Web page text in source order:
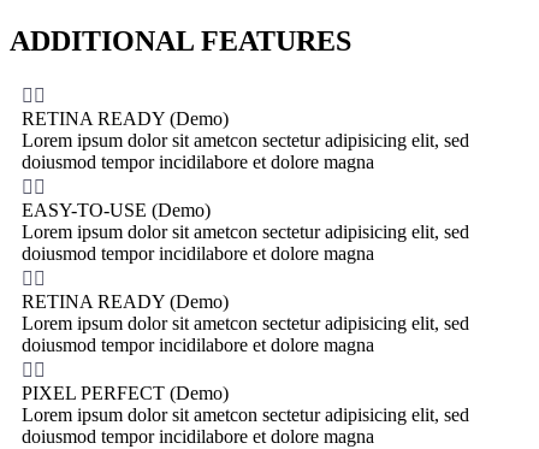
ADDITIONAL FEATURES
 
RETINA READY (Demo)
Lorem ipsum dolor sit ametcon sectetur adipisicing elit, sed
doiusmod tempor incidilabore et dolore magna
 
EASY-TO-USE (Demo)
Lorem ipsum dolor sit ametcon sectetur adipisicing elit, sed
doiusmod tempor incidilabore et dolore magna
 
RETINA READY (Demo)
Lorem ipsum dolor sit ametcon sectetur adipisicing elit, sed
doiusmod tempor incidilabore et dolore magna
 
PIXEL PERFECT (Demo)
Lorem ipsum dolor sit ametcon sectetur adipisicing elit, sed
doiusmod tempor incidilabore et dolore magna